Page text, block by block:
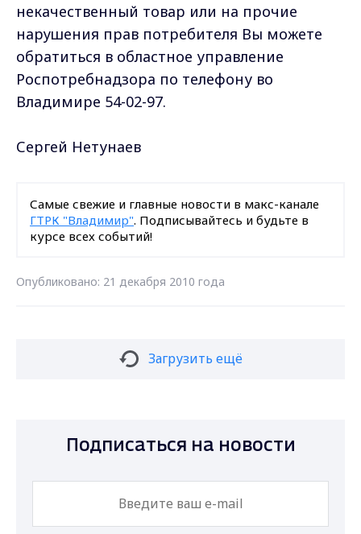
некачественный товар или на прочие
нарушения прав потребителя Вы можете
обратиться в областное управление
Роспотребнадзора по телефону во
Владимире 54-02-97.
Сергей Нетунаев
Самые свежие и главные новости в макс-канале
ГТРК "Владимир". Подписывайтесь и будьте в
курсе всех событий!
Опубликовано: 21 декабря 2010 года
Загрузить ещё
Подписаться на новости